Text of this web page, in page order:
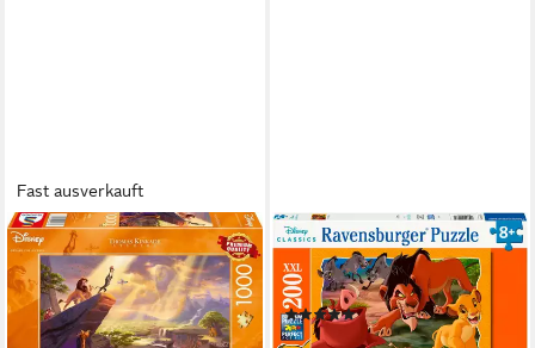
Fast ausverkauft
SCHMIDT SPIELE
Puzzle Thomas Kinkade, 1000
Puzzleteile
ab 22,06 €
lieferbar - in 3-4 Werktagen bei dir
RAVENSBURGER
Puzzle Hakuna Matata, 200
Puzzleteile, Made in Germany
(1)
ab 17,29 €